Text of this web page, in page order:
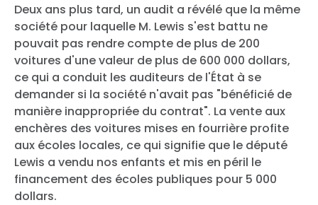
Deux ans plus tard, un audit a révélé que la même
société pour laquelle M. Lewis s'est battu ne
pouvait pas rendre compte de plus de 200
voitures d'une valeur de plus de 600 000 dollars,
ce qui a conduit les auditeurs de l'État à se
demander si la société n'avait pas "bénéficié de
manière inappropriée du contrat". La vente aux
enchères des voitures mises en fourrière profite
aux écoles locales, ce qui signifie que le député
Lewis a vendu nos enfants et mis en péril le
financement des écoles publiques pour 5 000
dollars.